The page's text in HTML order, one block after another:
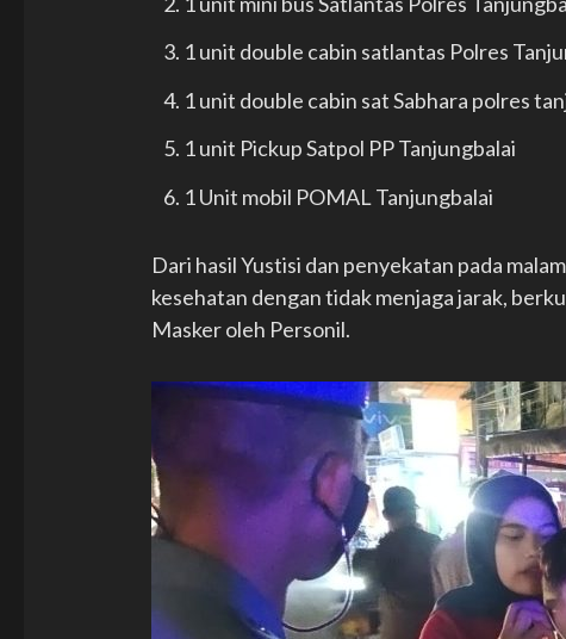
1 unit double cabin satlantas Polres
1 unit double cabin sat Sabhara polres
1 unit Pickup Satpol PP Tanjungbalai
1 Unit mobil POMAL Tanjungbalai
Dari hasil Yustisi dan penyekatan pada
kesehatan dengan tidak menjaga jarak,
Masker oleh Personil.